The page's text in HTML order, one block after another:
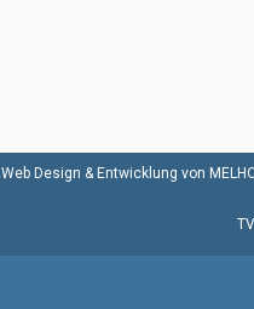
Web Design & Entwicklung von